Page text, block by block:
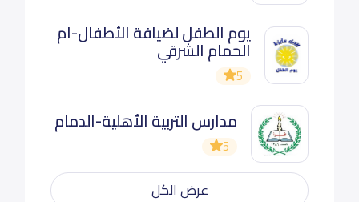
يوم الطفل لضيافة الأطفال-ام
الحمام الشرقي
5
مدارس التربية الأهلية-الدمام
5
عرض الكل